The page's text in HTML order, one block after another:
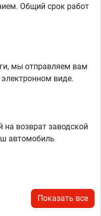
Общий срок работ
мы отправляем вам
виде.
возврат заводской
автомобиль
Показать все